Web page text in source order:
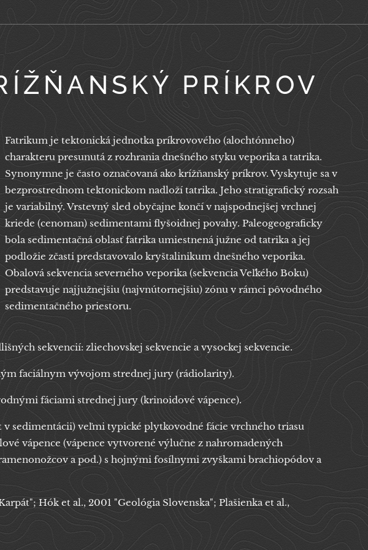
PRÍKROV
Fatrikum je tektonická jednotka príkrovového (alochtónneho)
charakteru presunutá z rozhrania dnešného styku veporika a tatrika.
Synonymne je často označovaná ako krížňanský príkrov. Vyskytuje sa v
bezprostrednom tektonickom nadloží tatrika. Jeho stratigrafický rozsah
je variabilný. Vrstevný sled obyčajne končí v najspodnejšej vrchnej
kriede (cenoman) sedimentami flyšoidnej povahy. Paleogeograficky
bola sedimentačná oblasť fatrika umiestnená južne od tatrika a jej
podložie zčasti predstavovalo kryštalinikum dnešného veporika.
Obalová sekvencia severného veporika (sekvencia Veľkého Boku)
predstavuje najjužnejšiu (najvnútornejšiu) zónu v rámci pôvodného
sedimentačného priestoru.
sekvencií: zliechovskej sekvencie a vysockej sekvencie.
faciálnym vývojom strednej jury (rádiolarity).
fáciami strednej jury (krinoidové vápence).
v sedimentácii) veľmi typické plytkovodné fácie vrchného triasu
vápence (vápence vytvorené výlučne z nahromadených
a pod.) s hojnými fosílnymi zvyškami brachiopódov a
Hók et al., 2001 "Geológia Slovenska"; Plašienka et al.,